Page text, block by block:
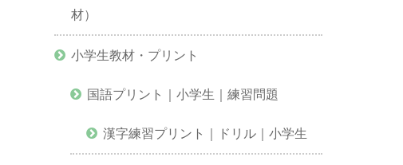
材）
小学生教材・プリント
国語プリント｜小学生｜練習問題
漢字練習プリント｜ドリル｜小学生